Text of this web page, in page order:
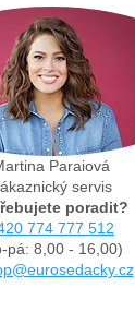
Paraiová
servis
poradit?
774 777 512
pá: 8,00 - 16,00)